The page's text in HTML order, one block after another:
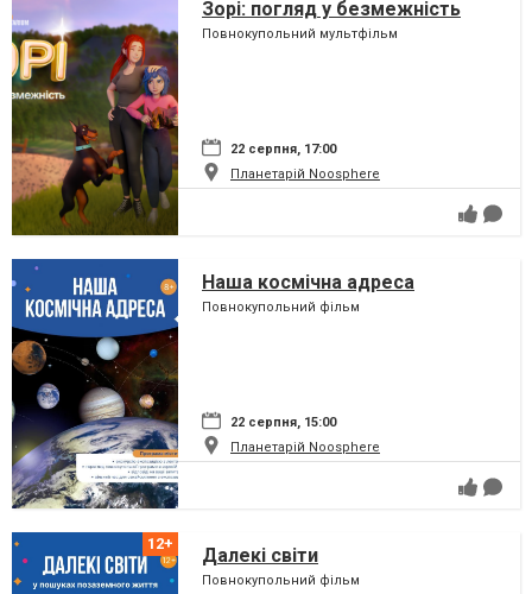
Зорі: погляд у безмежність
Повнокупольний мультфільм
22 серпня, 17:00
Планетарій Noosphere
Наша космічна адреса
Повнокупольний фільм
22 серпня, 15:00
Планетарій Noosphere
Далекі світи
Повнокупольний фільм